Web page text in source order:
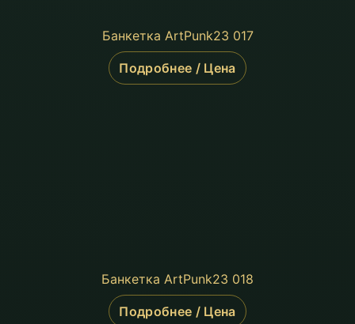
Банкетка ArtPunk23 017
Подробнее / Цена
Банкетка ArtPunk23 018
Подробнее / Цена